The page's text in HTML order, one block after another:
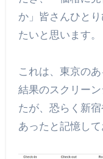
か」皆さんひと
たいと思います。
これは、東京の
結果のスクリー
たが、恐らく新
あったと記憶して